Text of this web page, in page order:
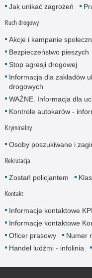
Jak unikać zagrożeń
Ruch drogowy
Akcje i kampanie
Bezpieczeństwo pieszych
Stop agresji drogowej
Informacja dla zakładów
drogowych
WAŻNE. Informacja dla
Kontrole autokarów -
Kryminalny
Osoby poszukiwane i
Rekrutacja
Zostań policjantem
Kontakt
Informacje kontaktowe
Informacje kontaktowe
Oficer prasowy
Numer
Handel ludźmi - infolinia